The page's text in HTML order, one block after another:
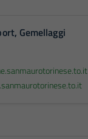
Gemellaggi